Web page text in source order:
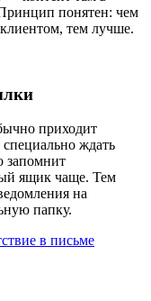
понятен: чем
тем лучше.
приходит
специально ждать
запомнит
ящик чаще. Тем
на
папку.